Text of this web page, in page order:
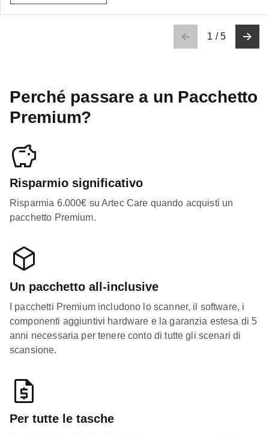
1 /5
Perché passare a un Pacchetto
Premium?
Risparmio significativo
Risparmia 6.000€ su Artec Care quando acquisti un
pacchetto Premium.
Un pacchetto all-inclusive
I pacchetti Premium includono lo scanner, il software, i
componenti aggiuntivi hardware e la garanzia estesa di 5
anni necessaria per tenere conto di tutte gli scenari di
scansione.
Per tutte le tasche